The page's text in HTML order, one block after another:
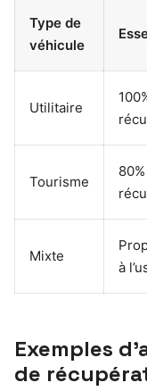
Type de
véhicule
Utilitaire
Tourisme
80%
Mixte
à
Exemples
de